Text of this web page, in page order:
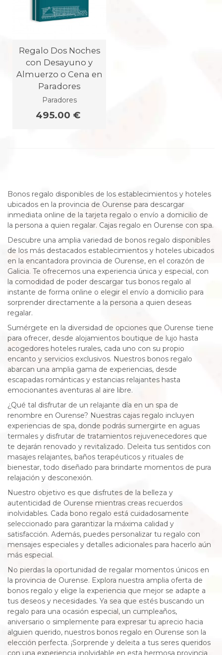
Regalo Dos Noches
con Desayuno y
Almuerzo o Cena en
Paradores
Paradores
495.00 €
Bonos regalo disponibles de los establecimientos y hoteles
ubicados en la provincia de Ourense para descargar
inmediata online de la tarjeta regalo o envío a domicilio de
la persona a quien regalar. Cajas regalo en Ourense con spa.
Descubre una amplia variedad de bonos regalo disponibles
de los más destacados establecimientos y hoteles ubicados
en la encantadora provincia de Ourense, en el corazón de
Galicia. Te ofrecemos una experiencia única y especial, con
la comodidad de poder descargar tus bonos regalo al
instante de forma online o elegir el envío a domicilio para
sorprender directamente a la persona a quien deseas
regalar.
Sumérgete en la diversidad de opciones que Ourense tiene
para ofrecer, desde alojamientos boutique de lujo hasta
acogedores hoteles rurales, cada uno con su propio
encanto y servicios exclusivos. Nuestros bonos regalo
abarcan una amplia gama de experiencias, desde
escapadas románticas y estancias relajantes hasta
emocionantes aventuras al aire libre.
¿Qué tal disfrutar de un relajante día en un spa de
renombre en Ourense? Nuestras cajas regalo incluyen
experiencias de spa, donde podrás sumergirte en aguas
termales y disfrutar de tratamientos rejuvenecedores que
te dejarán renovado y revitalizado. Deleita tus sentidos con
masajes relajantes, baños terapéuticos y rituales de
bienestar, todo diseñado para brindarte momentos de pura
relajación y desconexión.
Nuestro objetivo es que disfrutes de la belleza y
autenticidad de Ourense mientras creas recuerdos
inolvidables. Cada bono regalo está cuidadosamente
seleccionado para garantizar la máxima calidad y
satisfacción. Además, puedes personalizar tu regalo con
mensajes especiales y detalles adicionales para hacerlo aún
más especial.
No pierdas la oportunidad de regalar momentos únicos en
la provincia de Ourense. Explora nuestra amplia oferta de
bonos regalo y elige la experiencia que mejor se adapte a
tus deseos y necesidades. Ya sea que estés buscando un
regalo para una ocasión especial, un cumpleaños,
aniversario o simplemente para expresar tu aprecio hacia
alguien querido, nuestros bonos regalo en Ourense son la
elección perfecta. ¡Sorprende y deleita a tus seres queridos
con una experiencia inolvidable en esta hermosa provincia